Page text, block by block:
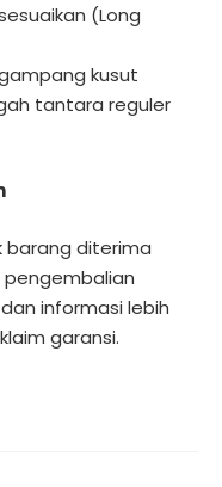
(Long
kusut
tantara reguler
barang diterima
pengembalian
informasi lebih
klaim garansi.